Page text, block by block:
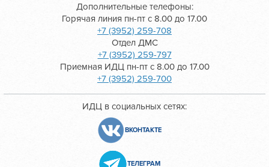
Дополнительные телефоны:
Горячая линия пн-пт с 8.00 до 17.00
+7 (3952) 259-708
Отдел ДМС
+7 (3952) 259-797
Приемная ИДЦ пн-пт с 8.00 до 17.00
+7 (3952) 259-700
ИДЦ в социальных сетях:
ВКОНТАКТЕ
ТЕЛЕГРАМ